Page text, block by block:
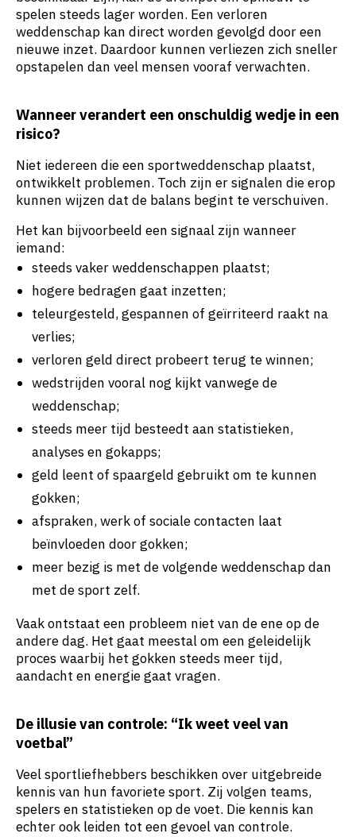
spelen steeds lager worden. Een verloren
weddenschap kan direct worden gevolgd door een
nieuwe inzet. Daardoor kunnen verliezen zich sneller
opstapelen dan veel mensen vooraf verwachten.
Wanneer verandert een onschuldig wedje in een
risico?
Niet iedereen die een sportweddenschap plaatst,
ontwikkelt problemen. Toch zijn er signalen die erop
kunnen wijzen dat de balans begint te verschuiven.
Het kan bijvoorbeeld een signaal zijn wanneer
iemand:
steeds vaker weddenschappen plaatst;
hogere bedragen gaat inzetten;
teleurgesteld, gespannen of geïrriteerd raakt na
verlies;
verloren geld direct probeert terug te winnen;
wedstrijden vooral nog kijkt vanwege de
weddenschap;
steeds meer tijd besteedt aan statistieken,
analyses en gokapps;
geld leent of spaargeld gebruikt om te kunnen
gokken;
afspraken, werk of sociale contacten laat
beïnvloeden door gokken;
meer bezig is met de volgende weddenschap dan
met de sport zelf.
Vaak ontstaat een probleem niet van de ene op de
andere dag. Het gaat meestal om een geleidelijk
proces waarbij het gokken steeds meer tijd,
aandacht en energie gaat vragen.
De illusie van controle: “Ik weet veel van
voetbal”
Veel sportliefhebbers beschikken over uitgebreide
kennis van hun favoriete sport. Zij volgen teams,
spelers en statistieken op de voet. Die kennis kan
echter ook leiden tot een gevoel van controle.